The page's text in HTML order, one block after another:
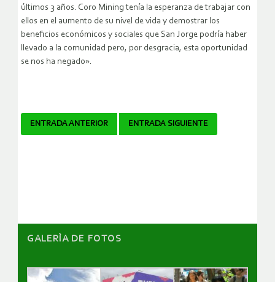
últimos 3 años. Coro Mining tenía la esperanza de trabajar con
ellos en el aumento de su nivel de vida y demostrar los
beneficios económicos y sociales que San Jorge podría haber
llevado a la comunidad pero, por desgracia, esta oportunidad
se nos ha negado».
Navegador
ENTRADA ANTERIOR ENTRADA SIGUIENTE
GALERÌA DE FOTOS